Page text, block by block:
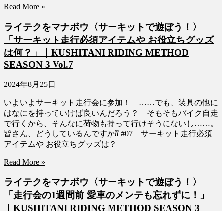
Read More »
ライテクをマナボウ〈サーキットで遊ぼう！〉
「サーキット走行必須アイテムや お役立ちグッズ
は何？」｜KUSHITANI RIDING METHOD
SEASON 3 Vol.7
2024年8月25日
いよいよサーキット走行会に参加！ ……でも、装具の他に
はなにを持っていけば良いんだろう？ そもそもバイク自走
で行くから、そんなに荷物も持って行けそうにないし……。
皆さん、どうしているんですか⁇ #07 サーキット走行必須
アイテムや お役立ちグッズは？
Read More »
ライテクをマナボウ〈サーキットで遊ぼう！〉
「走行会の1週間前 愛車のメンテも忘れずに！」
｜KUSHITANI RIDING METHOD SEASON 3